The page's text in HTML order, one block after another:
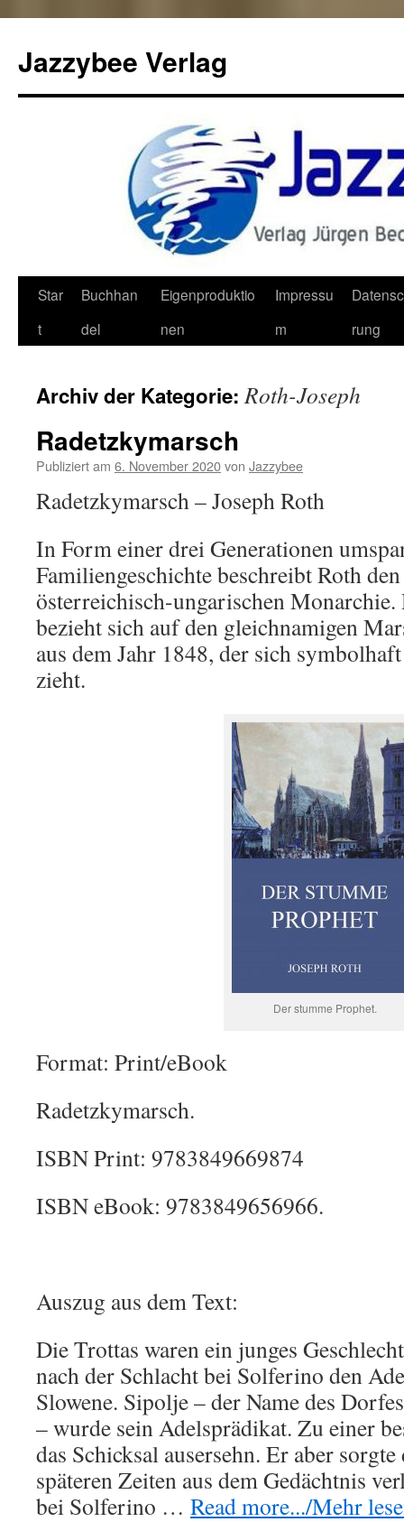
Jazzybee Verlag
Zum
Inhalt
Star
t
Buchhan
del
Eigenproduktio
nen
Impressu
m
rung
Archiv der Kategorie:Roth-Joseph
Radetzkymarsch
Publiziert am 6. November 2020von Jazzybee
Radetzkymarsch – Joseph Roth
In Form einer drei Generationen
Familiengeschichte beschreibt Roth
österreichisch-ungarischen Monarchie.
bezieht sich auf den gleichnamigen
aus dem Jahr 1848, der sich
zieht.
Der stumme Prophet.
Format: Print/eBook
Radetzkymarsch.
ISBN Print: 9783849669874
ISBN eBook: 9783849656966.
Auszug aus dem Text:
Die Trottas waren ein junges
nach der Schlacht bei Solferino den
Slowene. Sipolje – der Name des
– wurde sein Adelsprädikat. Zu einer
das Schicksal ausersehn. Er aber
späteren Zeiten aus dem Gedächtnis
bei Solferino … Read more.../Mehr